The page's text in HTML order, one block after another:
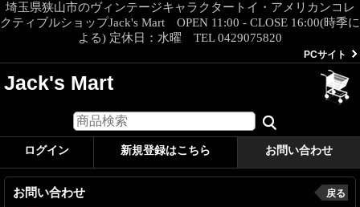
埼玉県狭山市のヴィンテージキャラクタートイ・アメリカンコレ
クティブルショップJack's Mart OPEN 11:00 - CLOSE 16:00(時季に
よる) 定休日：水曜 TEL 0429075820
PCサイト
Jack's Mart
ログイン 新規登録はこちら お問い合わせ
お問い合わせ 戻る